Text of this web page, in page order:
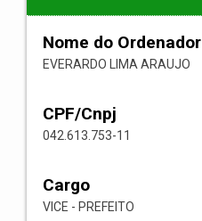
Nome do Ordenador
EVERARDO LIMA ARAUJO
CPF/Cnpj
042.613.753-11
Cargo
VICE - PREFEITO